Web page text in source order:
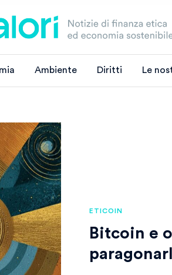
Ambiente Diritti Le
ETICOIN
Bitcoin e